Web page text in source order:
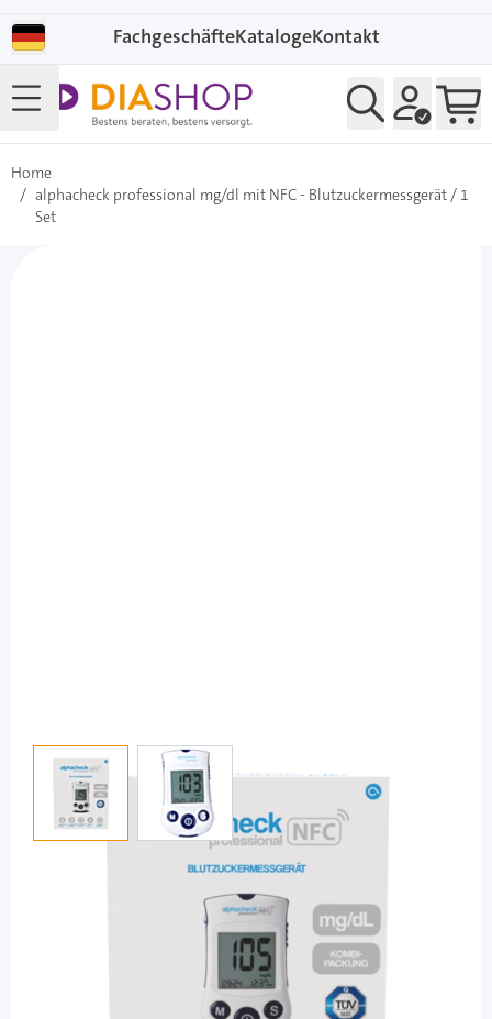
FachgeschäfteKatalogeKontakt
Home
/ alphacheck professional mg/dl mit NFC - Blutzuckermessgerät / 1
Set
View larger imageView larger image
alphacheck professional mg/dl mit NFC -
Blutzuckermessgerät / 1 Set
PZN: 12910782 / Diashop.de Kat.-Nr. 111473